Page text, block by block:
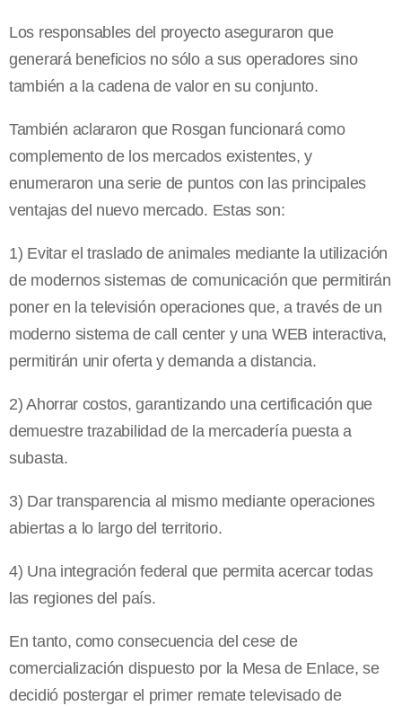
Los responsables del proyecto aseguraron que
generará beneficios no sólo a sus operadores sino
también a la cadena de valor en su conjunto.
También aclararon que Rosgan funcionará como
complemento de los mercados existentes, y
enumeraron una serie de puntos con las principales
ventajas del nuevo mercado. Estas son:
1) Evitar el traslado de animales mediante la utilización
de modernos sistemas de comunicación que permitirán
poner en la televisión operaciones que, a través de un
moderno sistema de call center y una WEB interactiva,
permitirán unir oferta y demanda a distancia.
2) Ahorrar costos, garantizando una certificación que
demuestre trazabilidad de la mercadería puesta a
subasta.
3) Dar transparencia al mismo mediante operaciones
abiertas a lo largo del territorio.
4) Una integración federal que permita acercar todas
las regiones del país.
En tanto, como consecuencia del cese de
comercialización dispuesto por la Mesa de Enlace, se
decidió postergar el primer remate televisado de